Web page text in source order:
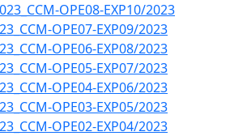
OPE08-EXP10/2023
OPE07-EXP09/2023
OPE06-EXP08/2023
OPE05-EXP07/2023
OPE04-EXP06/2023
OPE03-EXP05/2023
OPE02-EXP04/2023